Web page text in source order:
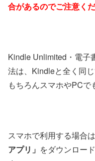
合があるのでご注意くだ
Kindle Unlimited・電子
法は、Kindleと全く同
もちろんスマホやPCで
スマホで利用する場合は
アプリ」 をダウンロー